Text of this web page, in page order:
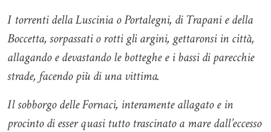
I torrenti della Luscinia o Portalegni, di Trapani e della
Boccetta, sorpassati o rotti gli argini, gettaronsi in città,
allagando e devastando le botteghe e i bassi di parecchie
strade, facendo più di una vittima.
Il sobborgo delle Fornaci, interamente allagato e in
procinto di esser quasi tutto trascinato a mare dall’eccesso